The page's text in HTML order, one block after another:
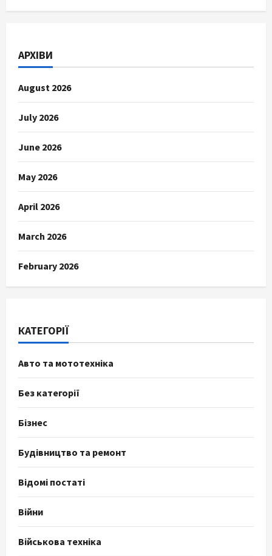
АРХІВИ
August 2026
July 2026
June 2026
May 2026
April 2026
March 2026
February 2026
КАТЕГОРІЇ
Авто та мототехніка
Без категорії
Бізнес
Будівництво та ремонт
Відомі постаті
Війни
Військова техніка